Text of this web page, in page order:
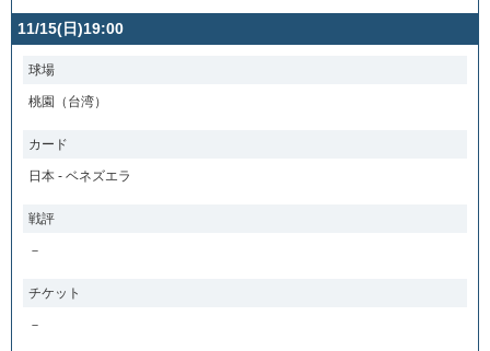
11/15(日)19:00
球場
桃園（台湾）
カード
日本 - ベネズエラ
戦評
－
チケット
－